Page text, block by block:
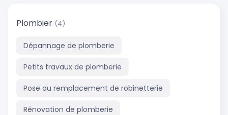
Plombier (4)
Dépannage de plomberie
Petits travaux de plomberie
Pose ou remplacement de robinetterie
Rénovation de plomberie